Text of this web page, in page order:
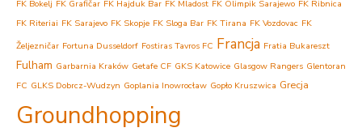
FK Bokelj FK Grafičar FK Hajduk Bar FK Mladost FK Olimpik Sarajewo FK Ribnica
FK Riteriai FK Sarajevo FK Skopje FK Sloga Bar FK Tirana FK Vozdovac FK
Željezničar Fortuna Dusseldorf Fostiras Tavros FC Francja Fratia Bukareszt
Fulham Garbarnia Kraków Getafe CF GKS Katowice Glasgow Rangers Glentoran
FC GLKS Dobrcz-Wudzyn Goplania Inowrocław Gopło Kruszwica Grecja
Groundhopping